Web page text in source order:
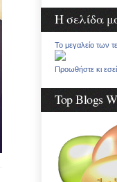
Η σελίδα
Το μεγαλείο των
Προωθήστε κι
Top Blogs